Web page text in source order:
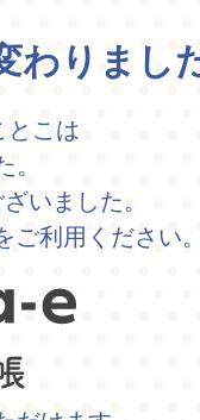
わりまし
こは
いました。
ご利用ください